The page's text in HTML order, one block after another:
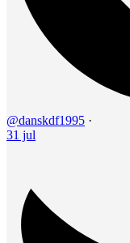
@danskdf1995 ·
31 jul